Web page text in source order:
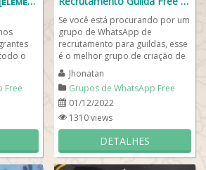
o
Free
Se você está procurando por um
grupo de WhatsApp de
recrutamento para guildas, esse
é o melhor grupo de criação de
novas guildas para pessoas que
desejam...
Jhonatan
Grupos de WhatsApp Free
Fire
01/12/2022
1310 views
DETALHES